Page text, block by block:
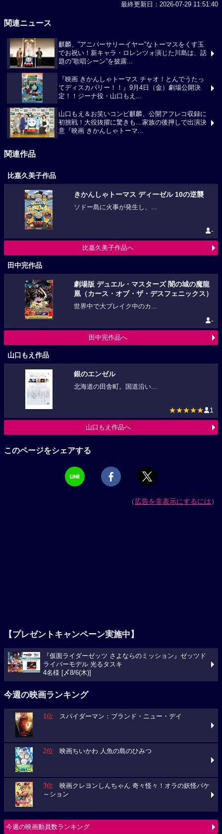
最終更新日：2026-07-29 11:51:40
関連ニュース
麒麟、”アニバーサリーイヤー”なトーマスをくす玉
でお祝い！新キャラ・ロレンツォ演じた川島は、話
題の”歌唱シーン”を披露...
『映画 きかんしゃトーマス チャオ！とんでうたっ
てディスカバリー！！』9月4日（金）劇場公開決
定！！ジーナ役・山口もえ...
山口もえ＆お笑いコンビ麒麟、公開アフレコ収録に
初挑戦！大役抜擢に驚きも…家族の後押しで出演決
意『映画 きかんしゃトーマ...
関連作品
比嘉久美子作品
きかんしゃトーマス ディーゼル 10の逆襲
ソドー島に火事が発生し、...
-
比嘉久美子作品へ
田中完作品
劇場版 デュエル・マスターズ 闇の城の魔龍
凰（カース・オブ・ザ・デスフェニックス）
世界中で大ブレイク中のカ...
-
田中完作品へ
山口もえ作品
銀のエンゼル
北海道の田舎町。国道沿い...
★★★★★ 1
山口もえ作品へ
このページをシェアする
（広告を非表示にするには）
【プレゼントキャンペーン実施中】
『仮面ライダーゼッツ さよならのミッション』ゼッツド
ライバーモデル 光るタスキ
4名様 [〆8/6(木)]
今週の映画ランキング
1位 スパイダーマン：ブランド・ニュー・デイ
2位 映画ちいかわ 人魚の島のひみつ
3位 映画クレヨンしんちゃん 奇々怪々！オラの妖怪バケ
～ション
今週の映画動員数ランキング